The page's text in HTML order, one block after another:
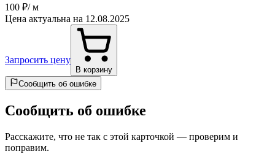
100 ₽/ м
Цена актуальна на 12.08.2025
Запросить цену
В корзину
Сообщить об ошибке
Сообщить об ошибке
Расскажите, что не так с этой карточкой — проверим и
поправим.